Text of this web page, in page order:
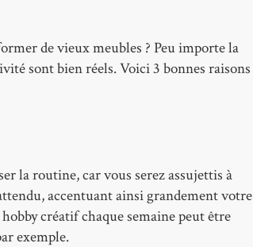
de vieux meubles ? Peu importe la
sont bien réels. Voici 3 bonnes raisons
la routine, car vous serez assujettis à
accentuant ainsi grandement votre
créatif chaque semaine peut être
exemple.